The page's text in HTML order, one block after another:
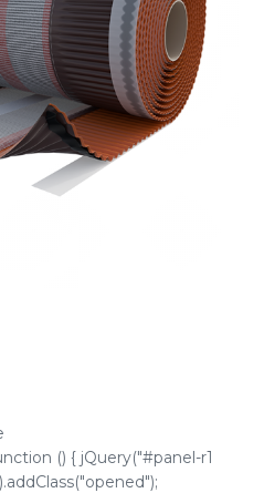
() { jQuery("#panel-r1